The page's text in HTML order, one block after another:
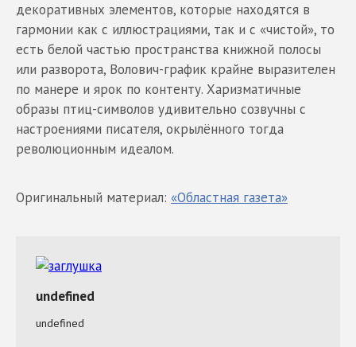
декоративных элементов, которые находятся в
гармонии как с иллюстрациями, так и с «чистой», то
есть белой частью пространства книжной полосы
или разворота, Волович-график крайне выразителен
по манере и ярок по контенту. Харизматичные
образы птиц-символов удивительно созвучны с
настроениями писателя, окрылённого тогда
революционным идеалом.
Оригинальный материал: «Областная газета»